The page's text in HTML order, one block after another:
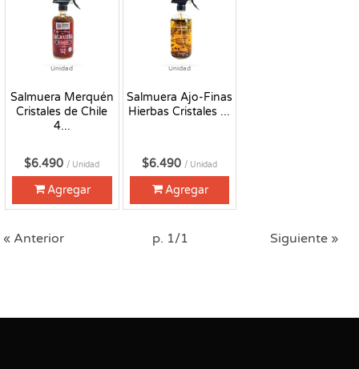
Unidad
Salmuera Merquén
Cristales de Chile
4...
$6.490 / Unidad
Agregar
Unidad
Salmuera Ajo-Finas
Hierbas Cristales ...
$6.490 / Unidad
Agregar
« Anterior p. 1/1 Siguiente »